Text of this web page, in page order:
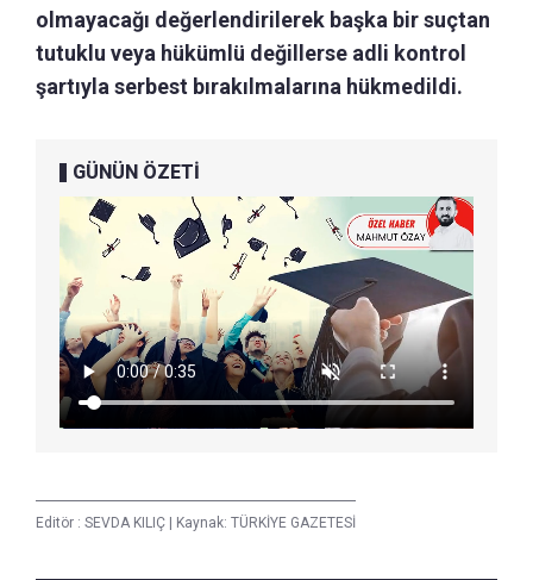
olmayacağı değerlendirilerek başka bir suçtan
tutuklu veya hükümlü değillerse adli kontrol
şartıyla serbest bırakılmalarına hükmedildi.
GÜNÜN ÖZETİ
Editör : SEVDA KILIÇ Kaynak: TÜRKİYE GAZETESİ